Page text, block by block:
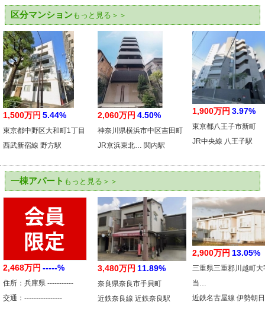
区分マンションもっと見る＞＞
1,500万円 5.44%
東京都中野区大和町1丁目
西武新宿線 野方駅
2,060万円 4.50%
神奈川県横浜市中区吉田町
JR京浜東北… 関内駅
1,900万円 3.97%
東京都八王子市新町
JR中央線 八王子駅
一棟アパート もっと見る＞＞
2,468万円 -----%
住所：兵庫県 -----------
交通：----------------
3,480万円 11.89%
奈良県奈良市手貝町
近鉄奈良線 近鉄奈良駅
2,900万円 13.05%
三重県三重郡川越町大
当…
近鉄名古屋線 伊勢朝